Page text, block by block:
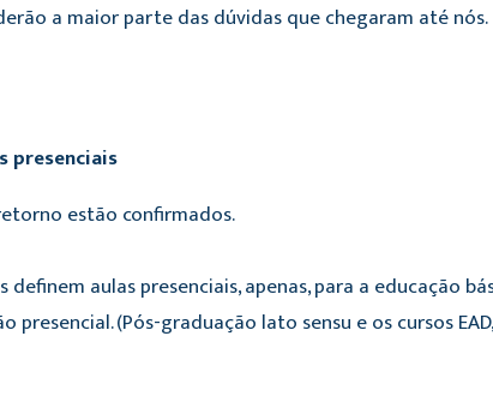
a maior parte das dúvidas que chegaram até nós.
presenciais
estão confirmados.
aulas presenciais, apenas, para a educação
presencial. (Pós-graduação lato sensu e os cursos